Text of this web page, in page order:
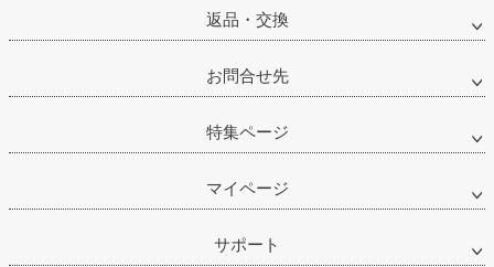
返品・交換
お問合せ先
特集ページ
マイページ
サポート